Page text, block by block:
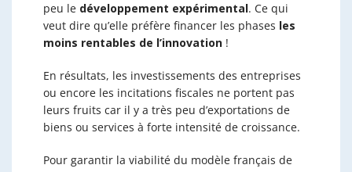
peu le développement expérimental. Ce qui
veut dire qu’elle préfère financer les phases les
moins rentables de l’innovation !
En résultats, les investissements des entreprises
ou encore les incitations fiscales ne portent pas
leurs fruits car il y a très peu d’exportations de
biens ou services à forte intensité de croissance.
Pour garantir la viabilité du modèle français de